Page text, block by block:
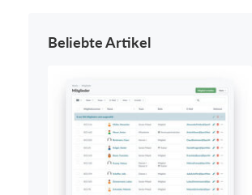
Beliebte Artikel